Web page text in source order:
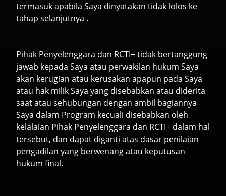
termasuk apabila Saya dinyatakan tidak lolos ke
tahap selanjutnya .
Pihak Penyelenggara dan RCTI+ tidak bertanggung
jawab kepada Saya atau perwakilan hukum Saya
akan kerugian atau kerusakan apapun pada Saya
atau hak milik Saya yang disebabkan atau diderita
saat atau sehubungan dengan ambil bagiannya
Saya dalam Program kecuali disebabkan oleh
kelalaian Pihak Penyelenggara dan RCTI+ dalam hal
tersebut, dan dapat diganti atas dasar penilaian
pengadilan yang berwenang atau keputusan
hukum final.